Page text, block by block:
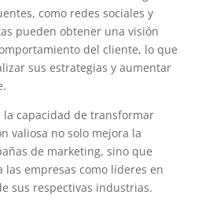
como redes sociales y
pueden obtener una visión
del cliente, lo que
sus estrategias y aumentar
capacidad de transformar
valiosa no solo mejora la
de marketing, sino que
las empresas como líderes en
sus respectivas industrias.